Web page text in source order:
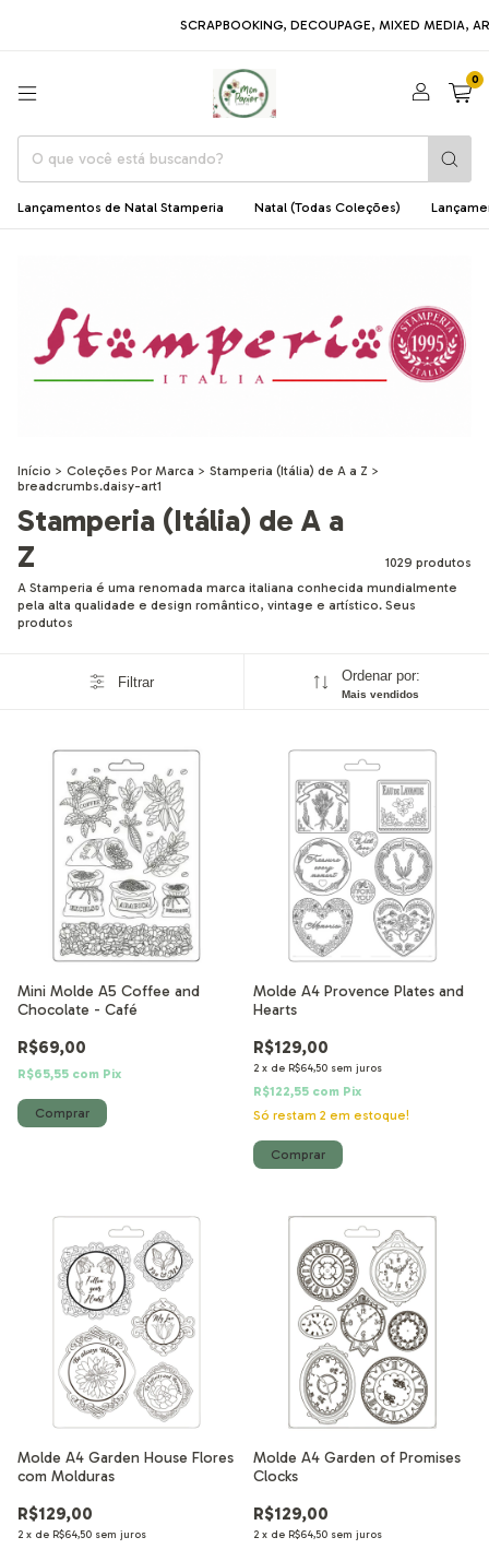
SCRAPBOOKING, DECOUPAGE, MIXED MEDIA, ARTE EM
0
Lançamentos de Natal Stamperia Natal (Todas Coleções)
Início > Coleções Por Marca > Stamperia (Itália) de A a Z >
breadcrumbs.daisy-art1
Stamperia (Itália) de A a
Z
1029 produtos
A Stamperia é uma renomada marca italiana conhecida mundialmente
pela alta qualidade e design romântico, vintage e artístico. Seus
produtos
Filtrar Ordenar por:
Mais vendidos
Mini Molde A5 Coffee and
Chocolate - Café
R$69,00
R$65,55 com Pix
Molde A4 Provence Plates and
Hearts
R$129,00
2 x de R$64,50 sem juros
R$122,55 com Pix
Só restam 2 em estoque!
Molde A4 Garden House Flores
com Molduras
R$129,00
2 x de R$64,50 sem juros
Molde A4 Garden of Promises
Clocks
R$129,00
2 x de R$64,50 sem juros